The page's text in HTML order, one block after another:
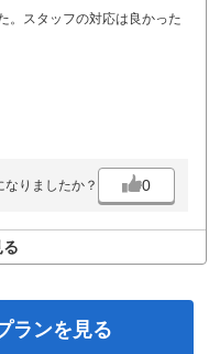
。スタッフの対応は良かった
りましたか？ 0
ランを見る